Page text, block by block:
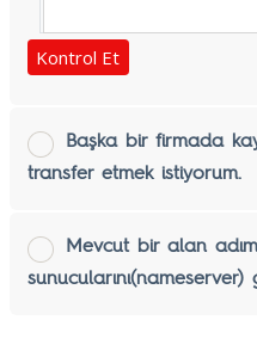
Kontrol Et
Başka bir firmada
transfer etmek istiyorum.
Mevcut bir alan